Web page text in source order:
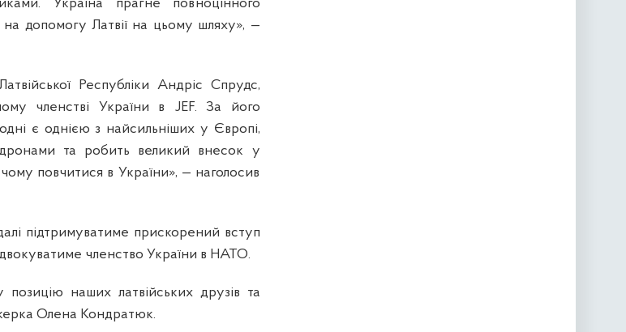
Україна прагне повноцінного
допомогу Латвії на цьому шляху», —
Республіки Андріс Спрудс,
членстві України в JEF. За його
є однією з найсильніших у Європі,
та робить великий внесок у
повчитися в України», — наголосив
підтримуватиме прискорений вступ
членство України в НАТО.
наших латвійських друзів та
Олена Кондратюк.